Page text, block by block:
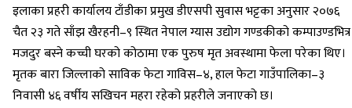
इलाका प्रहरी कार्यालय टाँडीका प्रमुख डीएसपी सुवास भट्टका अनुसार २०७६
चैत २३ गते साँझ खैरहनी–९ स्थित नेपाल ग्यास उद्योग गण्डकीको कम्पाउण्डभित्र
मजदुर बस्ने कच्ची घरको कोठामा एक पुरुष मृत अवस्थामा फेला परेका थिए।
मृतक बारा जिल्लाको साविक फेटा गाविस–४, हाल फेटा गाउँपालिका–३
निवासी ४६ वर्षीय सखिचन महरा रहेको प्रहरीले जनाएको छ।